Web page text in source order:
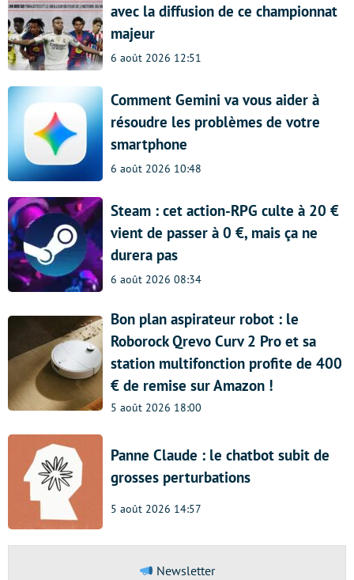
avec la diffusion de ce championnat
majeur
6 août 2026 12:51
Comment Gemini va vous aider à
résoudre les problèmes de votre
smartphone
6 août 2026 10:48
Steam : cet action-RPG culte à 20 €
vient de passer à 0 €, mais ça ne
durera pas
6 août 2026 08:34
Bon plan aspirateur robot : le
Roborock Qrevo Curv 2 Pro et sa
station multifonction profite de 400
€ de remise sur Amazon !
5 août 2026 18:00
Panne Claude : le chatbot subit de
grosses perturbations
5 août 2026 14:57
Newsletter